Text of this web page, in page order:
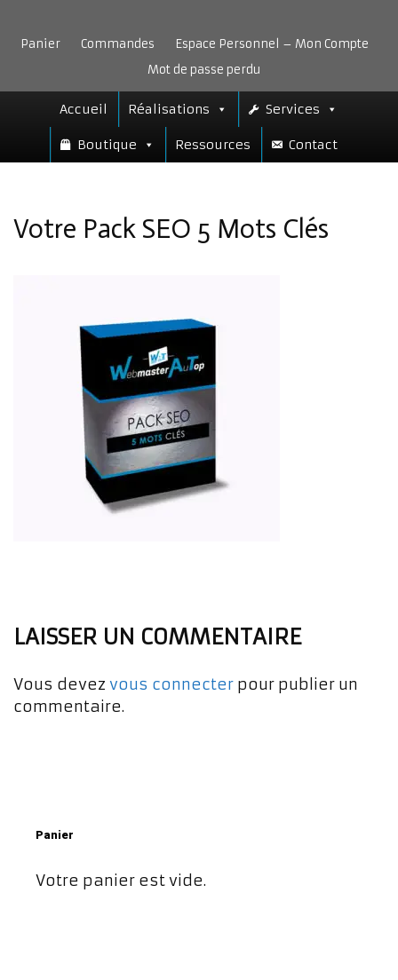
contenu
Panier Commandes
Espace Personnel – Mon Compte
Mot de passe perdu
Accueil Réalisations Services
Boutique Ressources Contact
Votre Pack SEO 5 Mots Clés
LAISSER UN COMMENTAIRE
Vous devez vous connecter pour publier un
commentaire.
Panier
Votre panier est vide.